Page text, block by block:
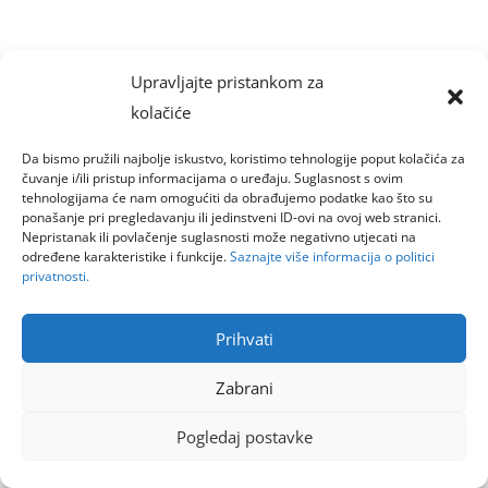
Upravljajte pristankom za
kolačiće
Da bismo pružili najbolje iskustvo, koristimo tehnologije poput kolačića za
čuvanje i/ili pristup informacijama o uređaju. Suglasnost s ovim
tehnologijama će nam omogućiti da obrađujemo podatke kao što su
ponašanje pri pregledavanju ili jedinstveni ID-ovi na ovoj web stranici.
Nepristanak ili povlačenje suglasnosti može negativno utjecati na
određene karakteristike i funkcije.Saznajte više informacija o politici
privatnosti.
Prihvati
Zabrani
Pogledaj postavke